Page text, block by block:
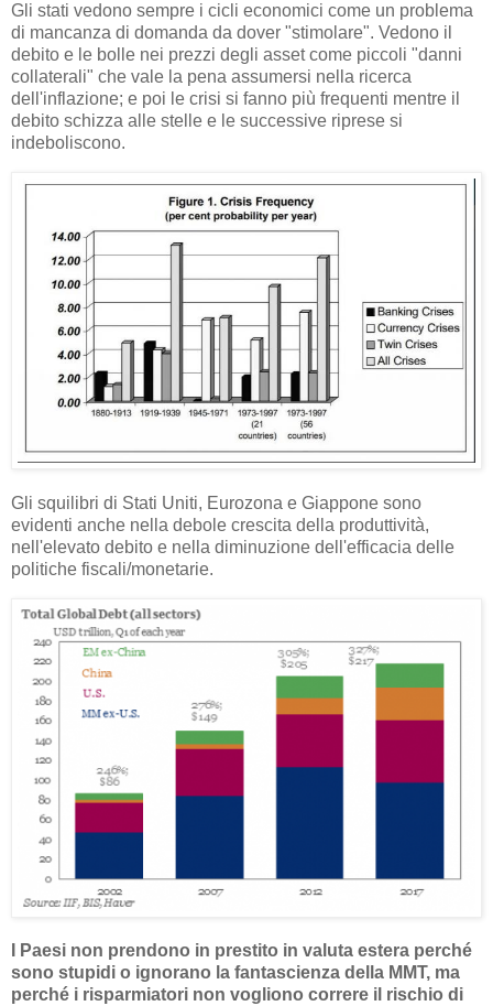
Gli stati vedono sempre i cicli economici come un problema
di mancanza di domanda da dover "stimolare". Vedono il
debito e le bolle nei prezzi degli asset come piccoli "danni
collaterali" che vale la pena assumersi nella ricerca
dell'inflazione; e poi le crisi si fanno più frequenti mentre il
debito schizza alle stelle e le successive riprese si
indeboliscono.
Gli squilibri di Stati Uniti, Eurozona e Giappone sono
evidenti anche nella debole crescita della produttività,
nell'elevato debito e nella diminuzione dell'efficacia delle
politiche fiscali/monetarie.
I Paesi non prendono in prestito in valuta estera perché
sono stupidi o ignorano la fantascienza della MMT, ma
perché i risparmiatori non vogliono correre il rischio di